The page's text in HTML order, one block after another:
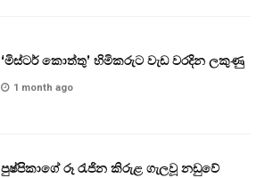
‘මිස්ටර් කොත්තු’ හිමිකරුට වැඩ වරදින ලකුණු
1 month ago
පුෂ්පිකාගේ රූ රැජින කිරුළ ගැලවූ නඩුවේ